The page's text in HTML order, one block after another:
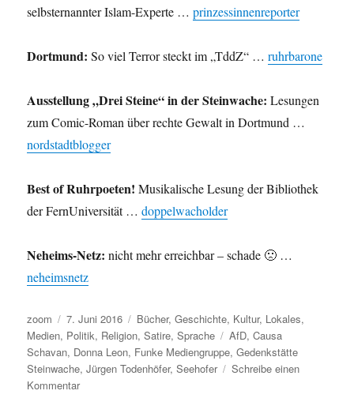
selbsternannter Islam-Experte …prinzessinnenreporter
Dortmund: So viel Terror steckt im „TddZ“ …ruhrbarone
Ausstellung „Drei Steine“ in der Steinwache: Lesungen
zum Comic-Roman über rechte Gewalt in Dortmund …
nordstadtblogger
Best of Ruhrpoeten! Musikalische Lesung der Bibliothek
der FernUniversität …doppelwacholder
Neheims-Netz: nicht mehr erreichbar – schade 🙁 …
neheimsnetz
Autor
zoom
Veröffentlicht
am
7. Juni 2016 Kategorien
Bücher,Geschichte, Kultur, Lokales,
Medien, Politik, Religion,Satire,Sprache Schlagwörter
AfD,Causa
Schavan, Donna Leon, Funke Mediengruppe,Gedenkstätte
Steinwache,Jürgen Todenhöfer,Seehofer
Schreibe einen
Kommentarzu